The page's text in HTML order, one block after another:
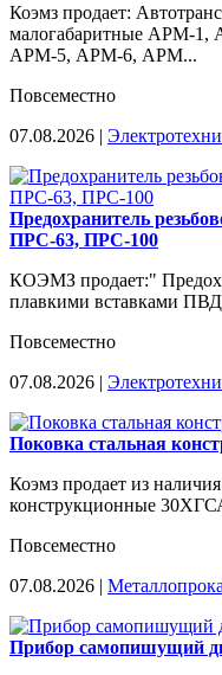
Коэмз продает:
малогабаритные
АРМ-5, АРМ-6, АРМ...
Повсеместно
07.08.2026 |
Предохранитель
ПРС-63, ПРС-100
КОЭМЗ продает:"
плавкими вставками ПВД
Повсеместно
07.08.2026 |
Поковка стальная
Коэмз продает из
конструкционные
Повсеместно
07.08.2026 |
Прибор самопишущий